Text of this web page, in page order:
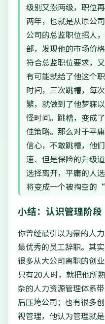
级别又涨两级，职位
两年，也就是从原公
公司的总监职位招人
部，发现他的市场价
符合总监职位要求，
有可能就给了他这个
时间，三次跳槽，每
繁，就做到了他梦寐
怪时间。跳槽，变成
佳策略。那么对于平
信心，不敢跳槽，他
速、但是保险的升级
选择离开，平庸的人
将变成一个被掏空的
小结：认识管理阶段
你曾经最引以为豪的人
最优秀的员工辞职。其
很多从大公司离职的创
只有20人时，就把他所
杂的人力资源管理体系
后压垮公司；也有很多
视管理，他认为管理就